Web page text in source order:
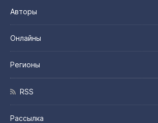
Авторы
Онлайны
Регионы
RSS
Рассылка